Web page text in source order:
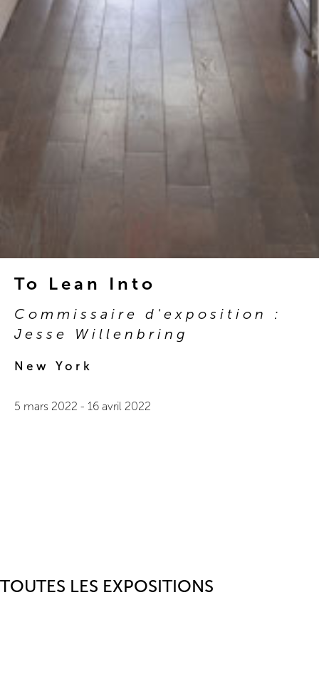
To Lean Into
Commissaire d'exposition :
Jesse Willenbring
New York
5 mars 2022 - 16 avril 2022
TOUTES LES EXPOSITIONS